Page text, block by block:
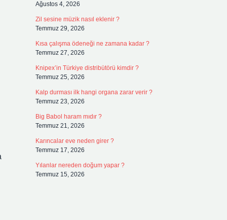
Ağustos 4, 2026
Zil sesine müzik nasıl eklenir ?
Temmuz 29, 2026
Kısa çalışma ödeneği ne zamana kadar ?
Temmuz 27, 2026
Knipex’in Türkiye distribütörü kimdir ?
Temmuz 25, 2026
Kalp durması ilk hangi organa zarar verir ?
Temmuz 23, 2026
Big Babol haram mıdır ?
Temmuz 21, 2026
Karıncalar eve neden girer ?
Temmuz 17, 2026
Yılanlar nereden doğum yapar ?
Temmuz 15, 2026